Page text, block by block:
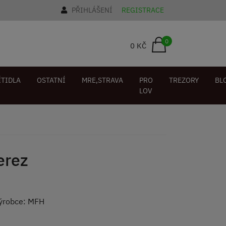
PŘIHLÁŠENÍ REGISTRACE
0 KČ 0
OSTATNÍ MRE,STRAVA
PRO
LOV
TREZORY
MFH